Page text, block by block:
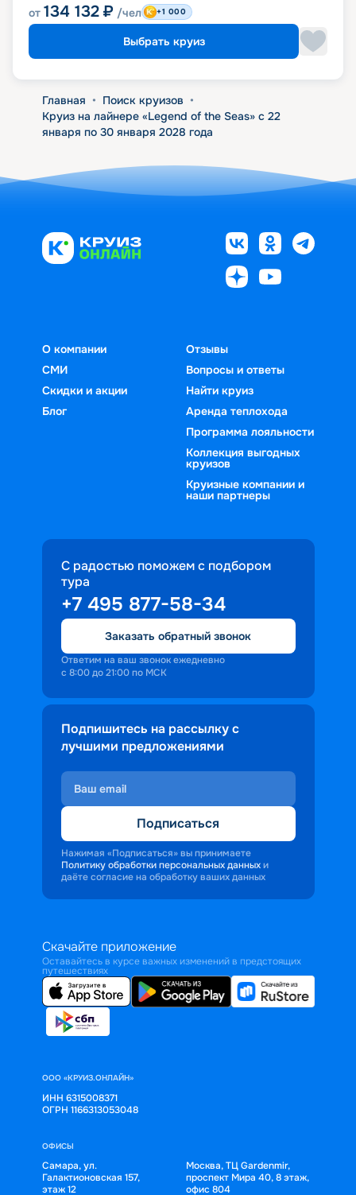
от 134 132 ₽ /чел +1 000
Выбрать круиз
Главная • Поиск круизов •
Круиз на лайнере «Legend of the Seas» с 22
января по 30 января 2028 года
О компании
СМИ
Скидки и акции
Блог
Отзывы
Вопросы и ответы
Найти круиз
Аренда теплохода
Программа лояльности
Коллекция выгодных
круизов
Круизные компании и
наши партнеры
С радостью поможем с подбором
тура
+7 495 877-58-34
Заказать обратный звонок
Ответим на ваш звонок ежедневно
с 8:00 до 21:00 по МСК
Подпишитесь на рассылку с
лучшими предложениями
Подписаться
Нажимая «Подписаться» вы принимаете
Политику обработки персональных данных и
даёте согласие на обработку ваших данных
Скачайте приложение
Оставайтесь в курсе важных изменений в предстоящих
путешествиях
ООО «КРУИЗ.ОНЛАЙН»
ИНН 6315008371
ОГРН 1166313053048
ОФИСЫ
Самара, ул.
Галактионовская 157,
этаж 12
Москва, ТЦ Gardenmir,
проспект Мира 40, 8 этаж,
офис 804